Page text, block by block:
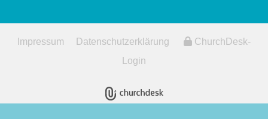
Impressum Datenschutzerklärung
ChurchDesk-
Login